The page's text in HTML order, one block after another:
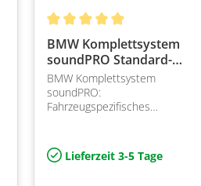
BMW Komplettsystem
soundPRO Standard-
RAM
BMW Komplettsystem
soundPRO:
Fahrzeugspezifisches
DSP Endstufe bei RAM Modul
ab WerkLieferzeit 3-5 Tage